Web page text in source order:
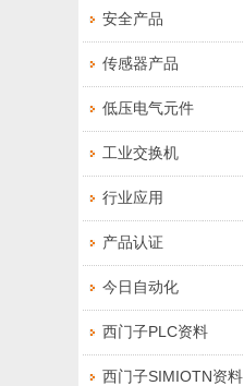
安全产品
传感器产品
低压电气元件
工业交换机
行业应用
产品认证
今日自动化
西门子PLC资料
西门子SIMIOTN资料